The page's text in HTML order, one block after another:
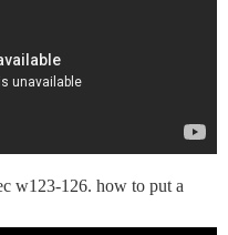
w123-126. how to put a